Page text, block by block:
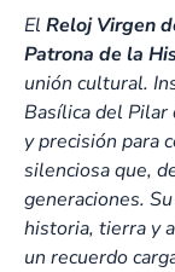
El Reloj Virgen
Patrona de la
unión cultural.
Basílica del Pilar
y precisión para
silenciosa que,
generaciones.
historia, tierra y
un recuerdo